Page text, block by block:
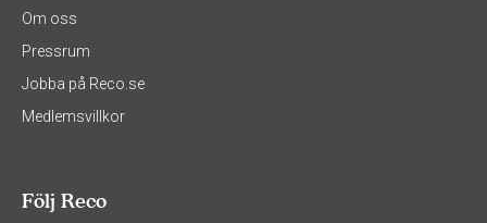
Om oss
Pressrum
Jobba på Reco.se
Medlemsvillkor
Följ Reco